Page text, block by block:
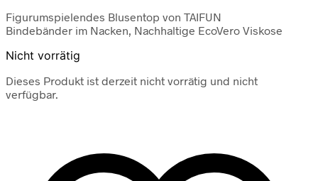
Figurumspielendes Blusentop von TAIFUN
Bindebänder im Nacken, Nachhaltige EcoVero Viskose
Nicht vorrätig
Dieses Produkt ist derzeit nicht vorrätig und nicht
verfügbar.